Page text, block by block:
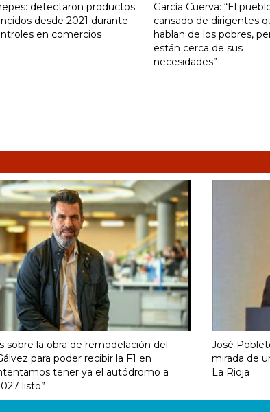
detectaron productos
desde 2021 durante
en comercios
García Cuerva: “El
cansado de dirigentes
hablan de los pobres,
están cerca de sus
necesidades”
sobre la obra de remodelación del
para poder recibir la F1 en
tener ya el autódromo a
listo”
José
mirada de
La Rioja